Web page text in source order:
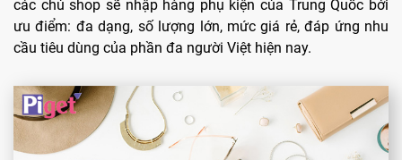
các chủ shop sẽ nhập hàng phụ kiện của Trung Quốc bởi
ưu điểm: đa dạng, số lượng lớn, mức giá rẻ, đáp ứng nhu
cầu tiêu dùng của phần đa người Việt hiện nay.